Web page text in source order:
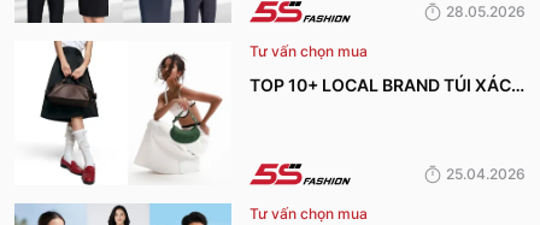
Fashion tìm hiểu những địa chỉ may đồng
được nhiều đánh giá tích cực nhất hiện
nay.
28.05.2026
Tư vấn chọn mua
TOP 10+ LOCAL BRAND TÚI XÁCH
25.04.2026
Tư vấn chọn mua